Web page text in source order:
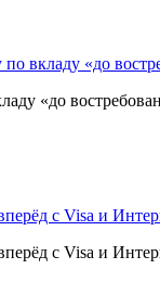
вкладу «до
«до
с Visa и
с Visa и